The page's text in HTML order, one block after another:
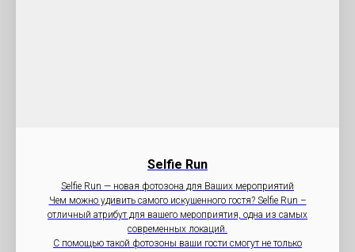
Selfie Run
Selfie Run — новая фотозона для Ваших мероприятий
Чем можно удивить самого искушенного гостя? Selfie Run –
отличный атрибут для вашего мероприятия, одна из самых
современных локаций.
С помощью такой фотозоны ваши гости смогут не только